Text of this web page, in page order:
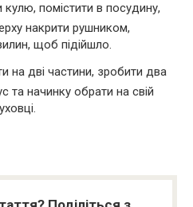
кулю, помістити в посудину,
накрити рушником,
щоб підійшло.
на дві частини, зробити два
та начинку обрати на свій